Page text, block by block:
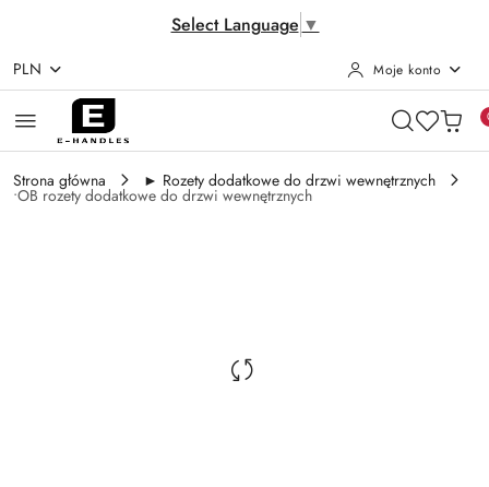
Select Language ▼
Przejdź do treści głównej
Przejdź do wyszukiwarki
Przejdź do moje konto
Przejdź do menu głównego
Przejdź do opisu produktu
Przejdź do stopki
PLN Moje konto
Strona główna ► Rozety dodatkowe do drzwi wewnętrznych
•OB rozety dodatkowe do drzwi wewnętrznych